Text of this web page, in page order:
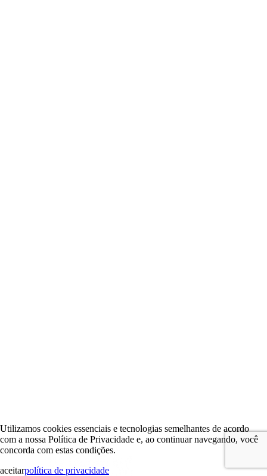
Utilizamos cookies essenciais e tecnologias semelhantes de acordo
com a nossa Política de Privacidade e, ao continuar navegando, você
concorda com estas condições.
aceitarpolítica de privacidade